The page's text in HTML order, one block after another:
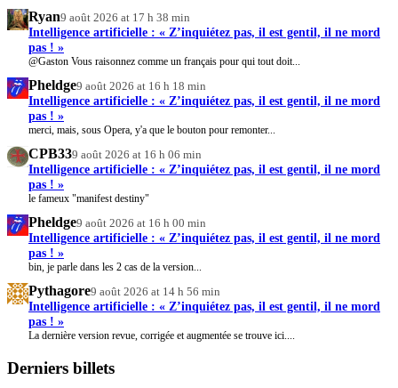
Ryan9 août 2026 at 17 h 38 min
Intelligence artificielle : « Z’inquiétez pas, il est gentil, il ne mord
pas ! »
@Gaston Vous raisonnez comme un français pour qui tout doit...
Pheldge9 août 2026 at 16 h 18 min
Intelligence artificielle : « Z’inquiétez pas, il est gentil, il ne mord
pas ! »
merci, mais, sous Opera, y'a que le bouton pour remonter...
CPB339 août 2026 at 16 h 06 min
Intelligence artificielle : « Z’inquiétez pas, il est gentil, il ne mord
pas ! »
le fameux "manifest destiny"
Pheldge9 août 2026 at 16 h 00 min
Intelligence artificielle : « Z’inquiétez pas, il est gentil, il ne mord
pas ! »
bin, je parle dans les 2 cas de la version...
Pythagore9 août 2026 at 14 h 56 min
Intelligence artificielle : « Z’inquiétez pas, il est gentil, il ne mord
pas ! »
La dernière version revue, corrigée et augmentée se trouve ici....
Derniers billets